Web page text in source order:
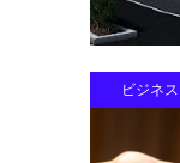
ビジネス